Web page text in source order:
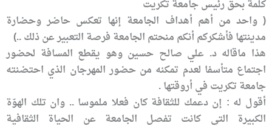
كلمة بحق رئيس جامعة تكريت
( واحد من أهم أهداف الجامعة إنها تعكس حاضر وحضارة
مدينتها فأشكركم أنكم منحتم الجامعة فرصة التعبير عن ذلك ..)
هذا ماقاله د. علي صالح حسين وهو يقطع المسافة لحضور
اجتماع متأسفا لعدم تمكنه من حضور المهرجان الذي احتضنته
جامعة تكريت في أروقتها .
أقول له : إن دعمك للثقافة كان فعلا ملموسا .. وان تلك الهوّة
الكبيرة التي كانت تفصل الجامعة عن الحياة الثقافية